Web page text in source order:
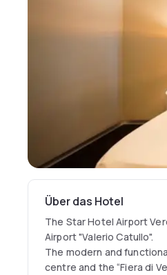
Über das Hotel
The Star Hotel Airport
Airport "Valerio Catullo".
The modern and
centre and the “Fiera di